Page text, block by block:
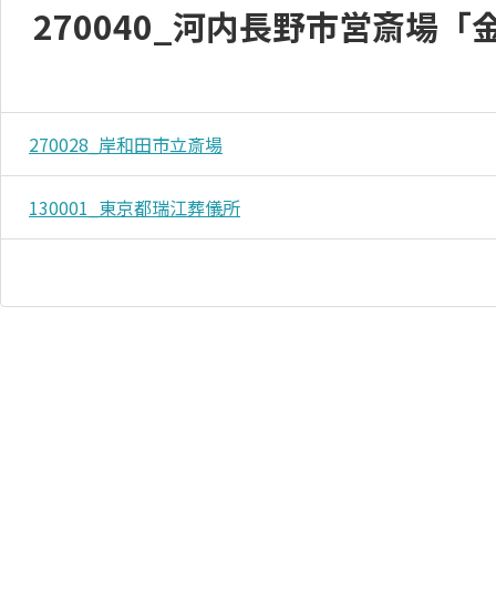
270040_河内長野市営斎場「
270028_岸和田市立斎場
130001_東京都瑞江葬儀所